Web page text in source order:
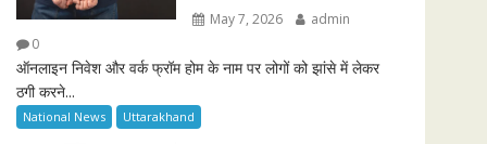
May 7, 2026
admin
0
ऑनलाइन निवेश और वर्क फ्रॉम होम के नाम पर लोगों को झांसे में लेकर
ठगी करने...
National News Uttarakhand